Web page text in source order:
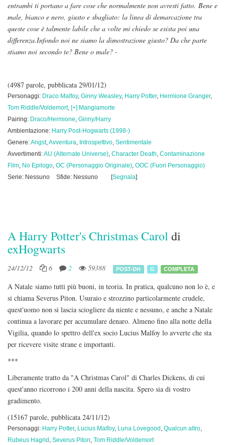
entrambi ti portano a fare cose che normalmente non avresti fatto. Bene e
male, bianco e nero, giusto e sbagliato: la linea di demarcazione tra
queste cose è talmente labile che a volte mi chiedo se esista poi una
differenza.Infondo noi ne siamo la dimostrazione giusto? Da che parte
stiamo noi secondo te? Bene o male? -
(4987 parole, pubblicata 29/01/12)
Personaggi: Draco Malfoy, Ginny Weasley, Harry Potter, Hermione Granger,
Tom Riddle/Voldemort, [+] Mangiamorte
Pairing: Draco/Hermione, Ginny/Harry
Ambientazione: Harry Post-Hogwarts (1998-)
Genere:Angst,Avventura, Introspettivo, Sentimentale
Avvertimenti:AU (Alternate Universe), Character Death, Contaminazione
Film, No Epilogo, OC (Personaggio Originale), OOC (Fuori Personaggio)
Serie: Nessuno
Sfide: Nessuno [Segnala]
A Harry Potter's Christmas Carol di
exHogwarts
24/12/12 6 2 59388 POST-DH G COMPLETA
A Natale siamo tutti più buoni, in teoria. In pratica, qualcuno non lo è, e
si chiama Severus Piton. Usuraio e strozzino particolarmente crudele,
quest'uomo non si lascia sciogliere da niente e nessuno, e anche a Natale
continua a lavorare per accumulare denaro. Almeno fino alla notte della
Vigilia, quando lo spettro dell'ex socio Lucius Malfoy lo avverte che sta
per ricevere visite strane e importanti.
***
Liberamente tratto da "A Christmas Carol" di Charles Dickens, di cui
quest'anno ricorrono i 200 anni della nascita. Spero sia di vostro
gradimento.
(15167 parole, pubblicata 24/11/12)
Personaggi: Harry Potter, Lucius Malfoy, Luna Lovegood , Qualcun altro,
Rubeus Hagrid , Severus Piton, Tom Riddle/Voldemort